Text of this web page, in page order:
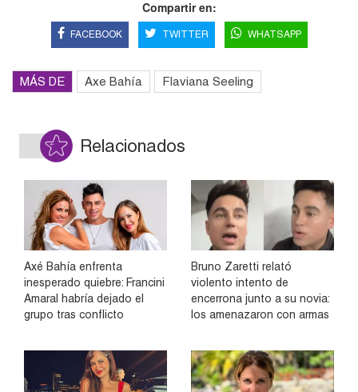
Compartir en:
FACEBOOK TWITTER WHATSAPP
MÁS DE Axe Bahía Flaviana Seeling
Relacionados
Axé Bahía enfrenta
inesperado quiebre: Francini
Amaral habría dejado el
grupo tras conflicto
Bruno Zaretti relató
violento intento de
encerrona junto a su novia:
los amenazaron con armas